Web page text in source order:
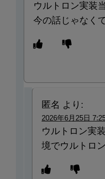
ウルトロン実装
今の話じゃなく
匿名 より:
2026年6月25日
ウルトロン実
境でウルトロ